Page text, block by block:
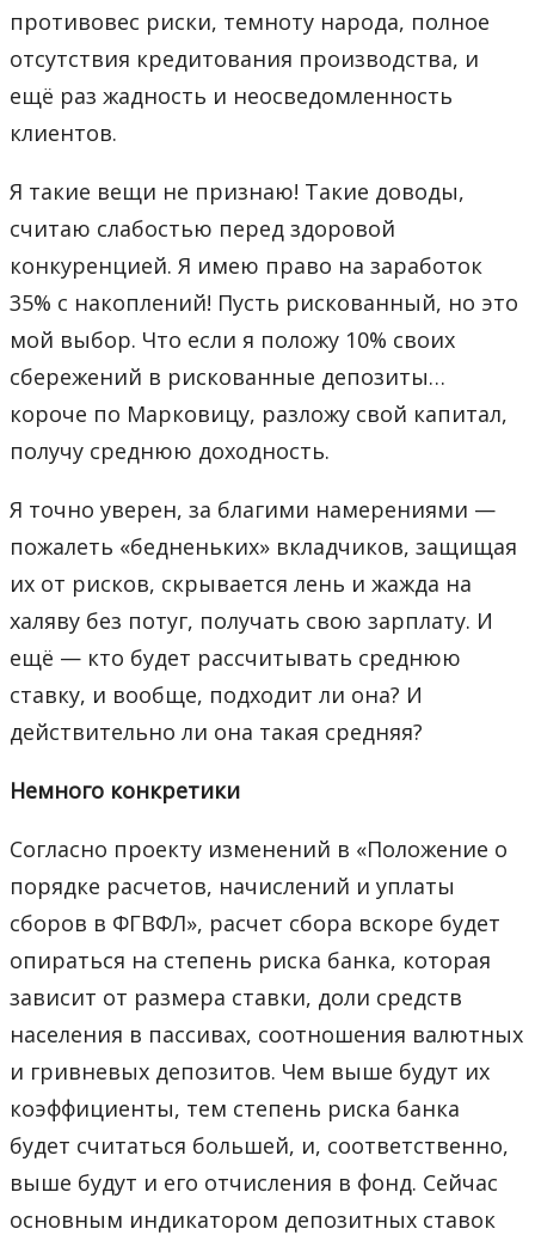
противовес риски, темноту народа, полное
отсутствия кредитования производства, и
ещё раз жадность и неосведомленность
клиентов.
Я такие вещи не признаю! Такие доводы,
считаю слабостью перед здоровой
конкуренцией. Я имею право на заработок
35% с накоплений! Пусть рискованный, но это
мой выбор. Что если я положу 10% своих
сбережений в рискованные депозиты…
короче по Марковицу, разложу свой капитал,
получу среднюю доходность.
Я точно уверен, за благими намерениями —
пожалеть «бедненьких» вкладчиков, защищая
их от рисков, скрывается лень и жажда на
халяву без потуг, получать свою зарплату. И
ещё — кто будет рассчитывать среднюю
ставку, и вообще, подходит ли она? И
действительно ли она такая средняя?
Немного конкретики
Согласно проекту изменений в «Положение о
порядке расчетов, начислений и уплаты
сборов в ФГВФЛ», расчет сбора вскоре будет
опираться на степень риска банка, которая
зависит от размера ставки, доли средств
населения в пассивах, соотношения валютных
и гривневых депозитов. Чем выше будут их
коэффициенты, тем степень риска банка
будет считаться большей, и, соответственно,
выше будут и его отчисления в фонд. Сейчас
основным индикатором депозитных ставок